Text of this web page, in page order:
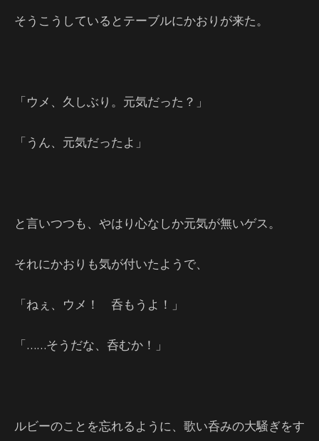
そうこうしているとテーブルにかおりが来た。
「ウメ、久しぶり。元気だった？」
「うん、元気だったよ」
と言いつつも、やはり心なしか元気が無いゲス。
それにかおりも気が付いたようで、
「ねぇ、ウメ！ 呑もうよ！」
「……そうだな、呑むか！」
ルビーのことを忘れるように、歌い呑みの大騒ぎをす